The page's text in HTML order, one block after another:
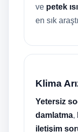
ve petek
en sık
Klima
Yetersiz
damlatma,
iletişim